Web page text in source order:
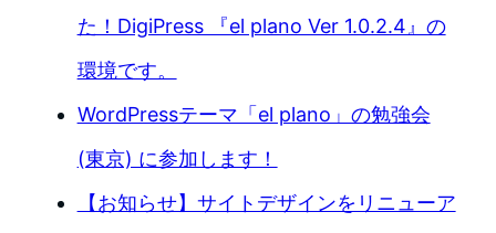
た！DigiPress 『el plano Ver 1.0.2.4』の
環境です。
WordPressテーマ「el plano」の勉強会
(東京) に参加します！
【お知らせ】サイトデザインをリニューア